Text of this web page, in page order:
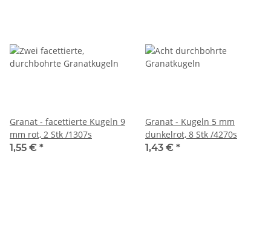
Granat - facettierte Kugeln 9
mm rot, 2 Stk /1307s
1,55 € *
Granat - Kugeln 5 mm
dunkelrot, 8 Stk /4270s
1,43 € *